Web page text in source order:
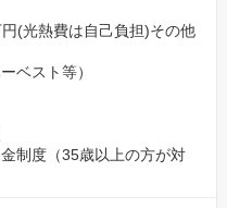
(光熱費は自己負担)その他
ベスト等）
制度（35歳以上の方が対